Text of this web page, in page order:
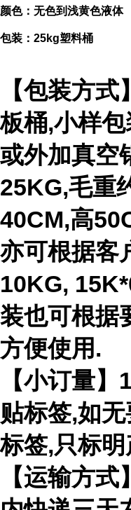
颜色：无色到浅黄色液体
包装：25kg塑料桶
【包装方
板桶,小样
或外加真空
25KG,毛重
40CM,高
亦可根据客
10KG,
装也可根据
方便使用.
【小订量
贴标签,如
标签,只标
【运输方